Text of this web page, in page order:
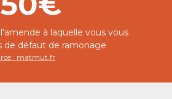
à laquelle vous vous
de défaut de ramonage
: matmut.fr